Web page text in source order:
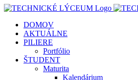
Skip
contentDOMOV
AKTUÁLNE
PILIERE
Portfólio
ŠTUDENT
Maturita
Kalendárium